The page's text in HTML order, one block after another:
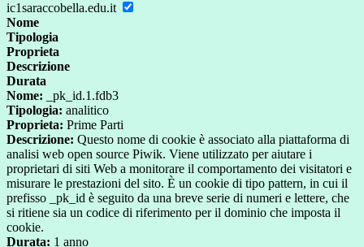
ic1saraccobella.edu.it
Nome
Tipologia
Proprieta
Descrizione
Durata
Nome: _pk_id.1.fdb3
Tipologia: analitico
Proprieta: Prime Parti
Descrizione: Questo nome di cookie è associato alla piattaforma di
analisi web open source Piwik. Viene utilizzato per aiutare i
proprietari di siti Web a monitorare il comportamento dei visitatori e
misurare le prestazioni del sito. È un cookie di tipo pattern, in cui il
prefisso _pk_id è seguito da una breve serie di numeri e lettere, che
si ritiene sia un codice di riferimento per il dominio che imposta il
cookie.
Durata: 1 anno